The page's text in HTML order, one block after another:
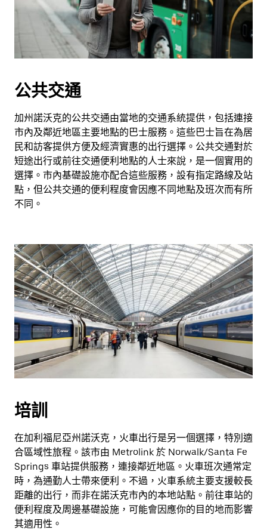
公共交通
加州諾沃克的公共交通由當地的交通系統提供，包括連接
市內及鄰近地區主要地點的巴士服務。這些巴士旨在為居
民和訪客提供方便及經濟實惠的出行選擇。公共交通對於
短途出行或前往交通便利地點的人士來說，是一個實用的
選擇。市內基礎設施亦配合這些服務，設有指定路線及站
點，但公共交通的便利程度會因應不同地點及班次而有所
不同。
培訓
在加利福尼亞州諾沃克，火車出行是另一個選擇，特別適
合區域性旅程。該市由 Metrolink 於 Norwalk/Santa Fe
Springs 車站提供服務，連接鄰近地區。火車班次通常定
時，為通勤人士帶來便利。不過，火車系統主要支援較長
距離的出行，而非在諾沃克市內的本地站點。前往車站的
便利程度及周邊基礎設施，可能會因應你的目的地而影響
其適用性。